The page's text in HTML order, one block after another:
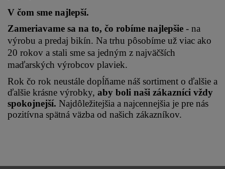
V čom sme najlepší.
Zameriavame sa na to, čo robíme najlepšie - na
výrobu a predaj bikín. Na trhu pôsobíme už viac ako
20 rokov a stali sme sa jedným z najväčších
maďarských výrobcov plaviek.
Rok čo rok neustále dopĺňame náš sortiment o ďalšie a
ďalšie krásne výrobky, aby boli naši zákazníci vždy
spokojnejší. Najdôležitejšia a najcennejšia je pre nás
pozitívna spätná väzba od našich zákazníkov.